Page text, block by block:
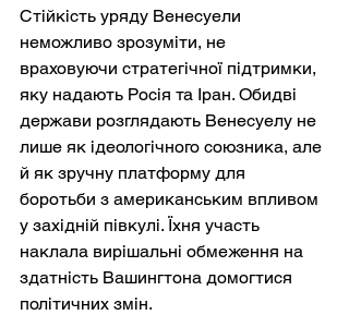
Стійкість уряду Венесуели
неможливо зрозуміти, не
враховуючи стратегічної підтримки,
яку надають Росія та Іран. Обидві
держави розглядають Венесуелу не
лише як ідеологічного союзника, але
й як зручну платформу для
боротьби з американським впливом
у західній півкулі. Їхня участь
наклала вирішальні обмеження на
здатність Вашингтона домогтися
політичних змін.